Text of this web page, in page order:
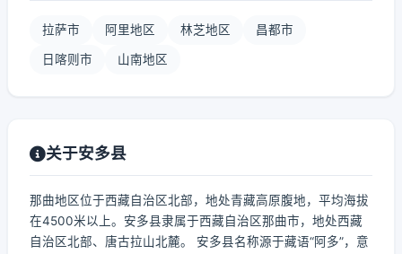
拉萨市 阿里地区 林芝地区 昌都市
日喀则市 山南地区
关于安多县
那曲地区位于西藏自治区北部，地处青藏高原腹地，平均海拔
在4500米以上。安多县隶属于西藏自治区那曲市，地处西藏
自治区北部、唐古拉山北麓。 安多县名称源于藏语“阿多”，意